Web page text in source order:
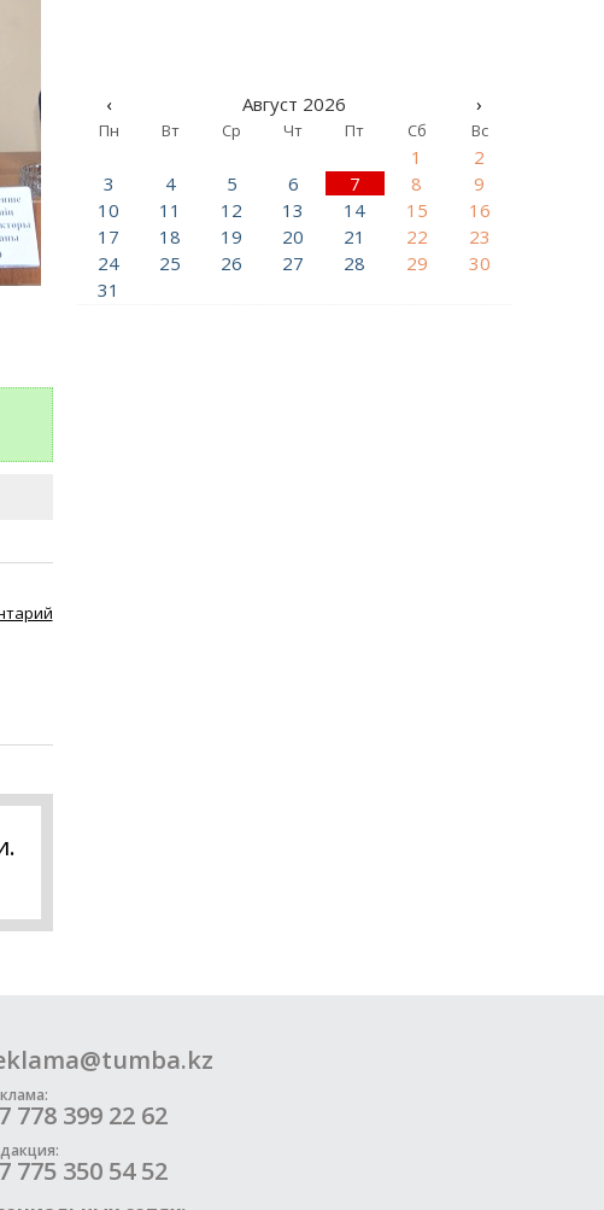
‹ Август 2026 ›
Пн Вт Ср Чт Пт Сб Вс
1
2
3
4 5 6 7 8
9
10
11 12 13 14 15
16
17
18 19 20 21 22
23
24
25 26 27 28 29
30
31
778 399 22 62
775 350 54 52